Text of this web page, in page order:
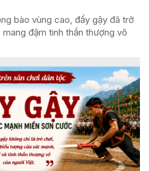
bào vùng cao, đẩy gậy đã trở
đậm tinh thần thượng võ